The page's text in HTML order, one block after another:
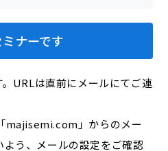
ナーです
URLは直前にメールにてご連
majisemi.com」からのメー
う、メールの設定をご確認